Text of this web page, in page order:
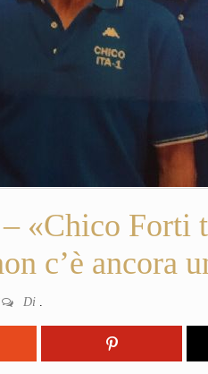
«Chico Forti
c’è ancora
Di .